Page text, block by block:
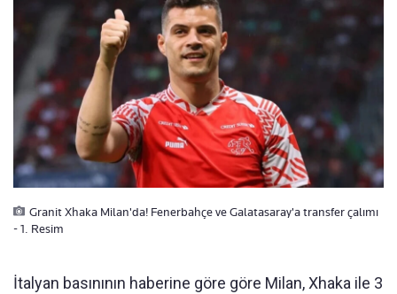
Granit Xhaka Milan'da! Fenerbahçe ve Galatasaray'a transfer çalımı
- 1. Resim
İtalyan basınının haberine göre göre Milan, Xhaka ile 3